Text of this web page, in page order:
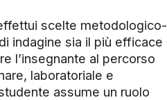
scelte metodologico-
indagine sia il più efficace
l’insegnante al percorso
laboratoriale e
assume un ruolo